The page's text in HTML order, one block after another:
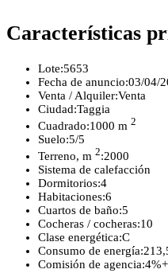
Características
Lote:5653
Fecha de anuncio:03/04/
Venta / Alquiler:Venta
Ciudad:Taggia
Cuadrado:1000 m 2
Suelo:5/5
Terreno, m 2:2000
Sistema de calefacción
Dormitorios:4
Habitaciones:6
Cuartos de baño:5
Cocheras / cocheras:10
Clase energética:C
Consumo de energía:
Comisión de agencia: